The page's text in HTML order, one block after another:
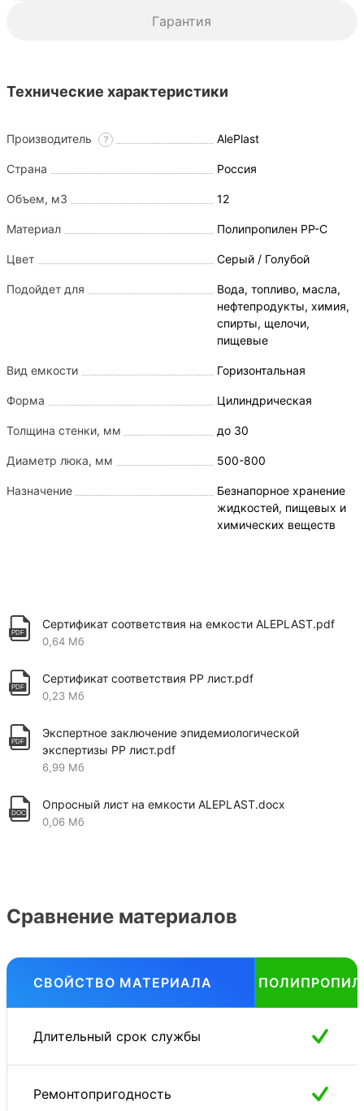
Гарантия
Технические характеристики
Производитель ? AlePlast
Страна Россия
Объем, м3 12
Материал Полипропилен PP-C
Цвет Серый / Голубой
Подойдет для
Вода, топливо, масла,
нефтепродукты, химия,
спирты, щелочи,
пищевые
Вид емкости Горизонтальная
Форма Цилиндрическая
Толщина стенки, мм до 30
Диаметр люка, мм 500-800
Назначение
Безнапорное хранение
жидкостей, пищевых и
химических веществ
Сертификат соответствия на емкости ALEPLAST.pdf
0,64 Мб
Сертификат соответствия PP лист.pdf
0,23 Мб
Экспертное заключение эпидемиологической
экспертизы PP лист.pdf
6,99 Мб
Опросный лист на емкости ALEPLAST.docx
0,06 Мб
Сравнение материалов
СВОЙСТВО МАТЕРИАЛА
Длительный срок службы
Ремонтопригодность